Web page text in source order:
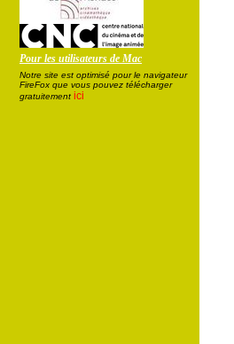
Pour les utilisateurs de Mac
Notre site est optimisé pour le navigateur
FireFox que vous pouvez télécharger
gratuitement ici